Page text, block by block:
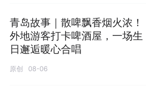
青岛故事｜散啤飘香烟火浓！
外地游客打卡啤酒屋，一场生
日邂逅暖心合唱
原创 08-06